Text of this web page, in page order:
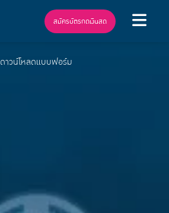
สมัครบัตรกดเงินสด
ดาวน์โหลดแบบฟอร์ม